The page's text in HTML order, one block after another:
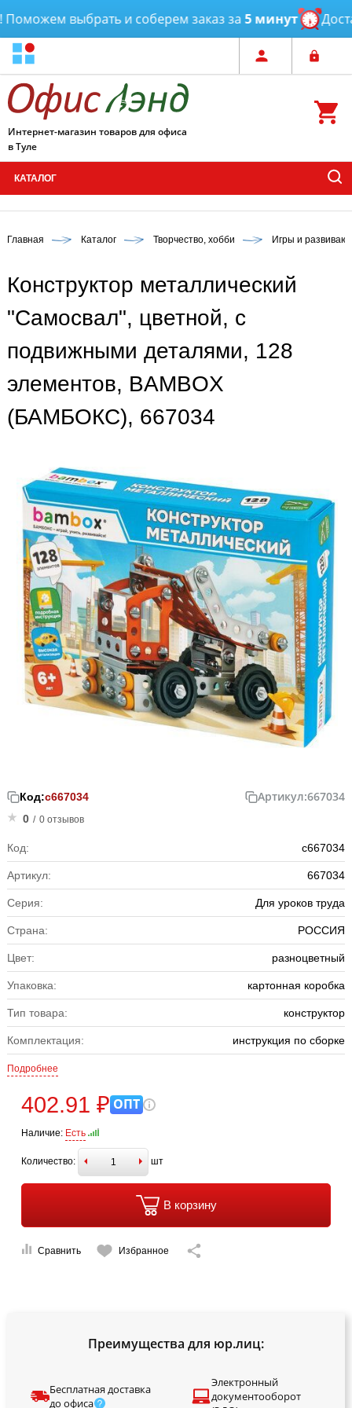
выбрать и соберем заказ за5 минут
Интернет-магазин товаров для офиса
в Туле
КАТАЛОГ
Главная Каталог Творчество, хобби Игры и
Конструктор металлический
"Самосвал", цветной, с
подвижными деталями, 128
элементов, BAMBOX
(БАМБОКС), 667034
Код:с667034 Артикул:667034
0 / 0 отзывов
Код: с667034
Артикул: 667034
Серия: Для уроков труда
Страна: РОССИЯ
Цвет: разноцветный
Упаковка: картонная коробка
Тип товара: конструктор
Комплектация: инструкция по сборке
Подробнее
402.91 ₽ ОПТ
Наличие: Есть
Количество: шт
В корзину
Сравнить Избранное
Преимущества для юр.лиц:
Бесплатная доставка
до офиса
Электронный
документооборот